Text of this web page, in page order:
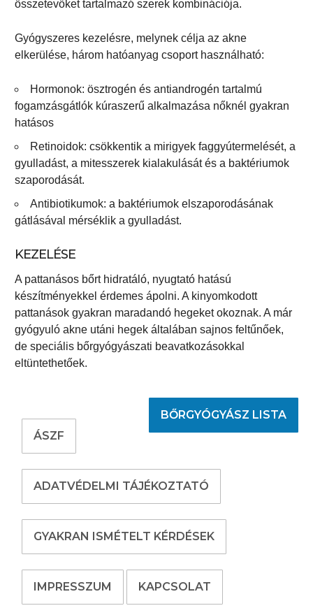
összetevőket tartalmazó szerek kombinációja.
Gyógyszeres kezelésre, melynek célja az akne
elkerülése, három hatóanyag csoport használható:
Hormonok: ösztrogén és antiandrogén tartalmú
fogamzásgátlók kúraszerű alkalmazása nőknél gyakran
hatásos
Retinoidok: csökkentik a mirigyek faggyútermelését, a
gyulladást, a mitesszerek kialakulását és a baktériumok
szaporodását.
Antibiotikumok: a baktériumok elszaporodásának
gátlásával mérséklik a gyulladást.
KEZELÉSE
A pattanásos bőrt hidratáló, nyugtató hatású
készítményekkel érdemes ápolni. A kinyomkodott
pattanások gyakran maradandó hegeket okoznak. A már
gyógyuló akne utáni hegek általában sajnos feltűnőek,
de speciális bőrgyógyászati beavatkozásokkal
eltüntethetőek.
BŐRGYÓGYÁSZ LISTA
ÁSZF
ADATVÉDELMI TÁJÉKOZTATÓ
GYAKRAN ISMÉTELT KÉRDÉSEK
IMPRESSZUM KAPCSOLAT